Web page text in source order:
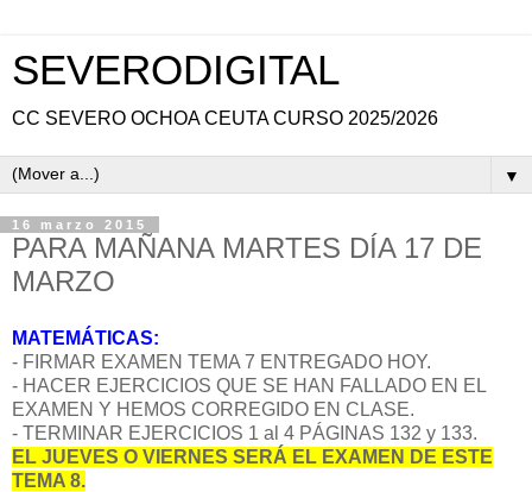
SEVERODIGITAL
CC SEVERO OCHOA CEUTA CURSO 2025/2026
▼
16 marzo 2015
PARA MAÑANA MARTES DÍA 17 DE
MARZO
MATEMÁTICAS:
- FIRMAR EXAMEN TEMA 7 ENTREGADO HOY.
- HACER EJERCICIOS QUE SE HAN FALLADO EN EL
EXAMEN Y HEMOS CORREGIDO EN CLASE.
- TERMINAR EJERCICIOS 1 al 4 PÁGINAS 132 y 133.
EL JUEVES O VIERNES SERÁ EL EXAMEN DE ESTE
TEMA 8.